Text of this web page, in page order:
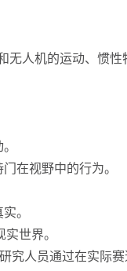
人机的运动、惯性
在视野中的行为。
。
世界。
究人员通过在实际